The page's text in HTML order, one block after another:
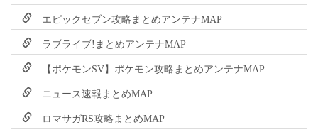
エピックセブン攻略まとめアンテナMAP
ラブライブ!まとめアンテナMAP
【ポケモンSV】ポケモン攻略まとめアンテナMAP
ニュース速報まとめMAP
ロマサガRS攻略まとめMAP